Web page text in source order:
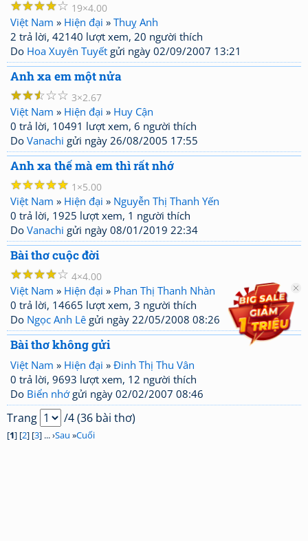
☆
☆
☆
☆
☆ 19 4.00
Việt Nam » Hiện đại » Thuỵ Anh
2 trả lời, 42140 lượt xem, 20 người thích
Do Hoa Xuyên Tuyết gửi ngày 02/09/2007 13:21
Anh xa em một nửa
☆
☆
☆
☆
☆ 3 2.67
Việt Nam » Hiện đại » Huy Cận
0 trả lời, 10491 lượt xem, 6 người thích
Do Vanachi gửi ngày 26/08/2005 17:55
Anh xa thế mà em thì rất nhớ
☆
☆
☆
☆
☆ 1 5.00
Việt Nam » Hiện đại » Nguyễn Thị Thanh Yến
0 trả lời, 1925 lượt xem, 1 người thích
Do Vanachi gửi ngày 08/01/2019 22:34
Bài thơ cuộc đời
☆
☆
☆
☆
☆ 4 4.00
Việt Nam » Hiện đại » Phan Thị Thanh Nhàn
0 trả lời, 14665 lượt xem, 3 người thích
Do Ngọc Anh Lê gửi ngày 22/05/2008 08:26
Bài thơ không gửi
Việt Nam » Hiện đại » Đinh Thị Thu Vân
0 trả lời, 9693 lượt xem, 12 người thích
Do Biển nhớgửi ngày 02/02/2007 08:46
Trang /4 (36 bài thơ)
[1] [2] [3] ... ›Sau »Cuối